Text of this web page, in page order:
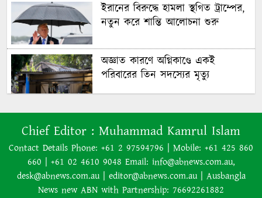
ইরানের বিরুদ্ধে হামলা স্থগিত ট্রাম্পের,
নতুন করে শান্তি আলোচনা শুরু
অজ্ঞাত কারণে অগ্নিকাণ্ডে একই
পরিবারের তিন সদস্যের মৃত্যু
অনেক ইতিবাচক অগ্রগতি ঘটেছে:
পররাষ্ট্রমন্ত্রীর সঙ্গে বৈঠকের পর ট্রাম্পের
বিশেষ দূত
আমাকে গ্রেপ্তারের চেষ্টা রুখে দিতে
প্রস্তুত ‘স্পেশাল ফোর্স’
Chief Editor : Muhammad Kamrul Islam
Contact Details Phone: +61 2 97594796 | Mobile: +61 425 860
660 | +61 02 4610 9048 Email: info@abnews.com.au,
desk@abnews.com.au | editor@abnews.com.au | Ausbangla
News new ABN with Partnership: 76692261882